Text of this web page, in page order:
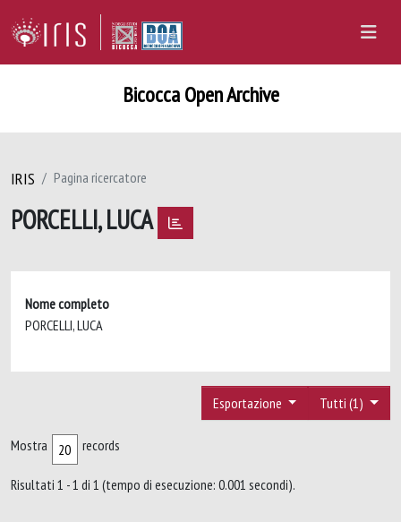
Bicocca Open Archive
IRIS Pagina ricercatore
PORCELLI, LUCA
Nome completo
PORCELLI, LUCA
Tutti (1)
Esportazione
Mostra records
Risultati 1 - 1 di 1 (tempo di esecuzione: 0.001 secondi).